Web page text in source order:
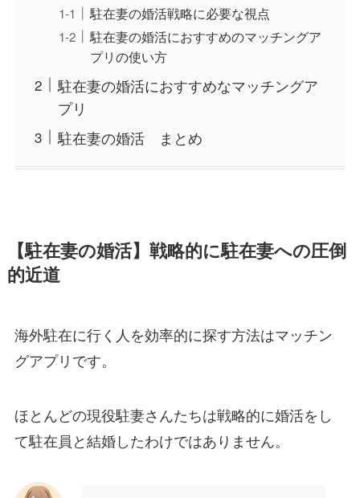
駐在妻の婚活戦略に必要な視点
駐在妻の婚活におすすめのマッチングア
プリの使い方
駐在妻の婚活におすすめなマッチングア
プリ
駐在妻の婚活 まとめ
【駐在妻の婚活】戦略的に駐在妻への圧倒
的近道
海外駐在に行く人を効率的に探す方法はマッチン
グアプリです。
ほとんどの現役駐妻さんたちは戦略的に婚活をし
て駐在員と結婚したわけではありません。